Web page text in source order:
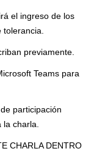
el ingreso de los
previamente.
Teams para
participación
charla.
CHARLA DENTRO